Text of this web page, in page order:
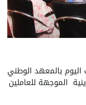
انطلقت اليوم بالمعهد الوطني
الموجهة للعاملين